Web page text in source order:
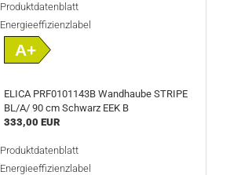
Produktdatenblatt
Energieeffizienzlabel
A+
ELICA PRF0101143B Wandhaube STRIPE
BL/A/ 90 cm Schwarz EEK B
333,00 EUR
Produktdatenblatt
Energieeffizienzlabel